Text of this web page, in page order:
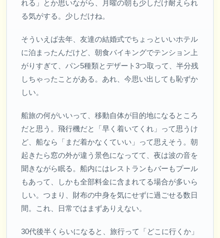
れる」とか思いながら、月曜の朝も少しだけ耐えられ
る気がする。少しだけね。
そういえば去年、友達の結婚式でちょっといいホテル
に泊まったんだけど、朝食バイキングでテンション上
がりすぎて、パン5種類とデザート3つ取って、半分残
しちゃったことがある。あれ、今思い出しても恥ずか
しい。
船旅の何がいいって、移動自体が目的地になるところ
だと思う。飛行機だと「早く着いてくれ」って思うけ
ど、船なら「まだ着かなくていい」って思えそう。朝
起きたら窓の外が違う景色になってて、夜は波の音を
聞きながら眠る。船内にはレストランもバーもプール
もあって、しかも全部料金に含まれてる場合が多いら
しい。つまり、財布の中身を気にせずに過ごせる数日
間。これ、日常ではまずありえない。
30代後半くらいになると、旅行って「どこに行くか」